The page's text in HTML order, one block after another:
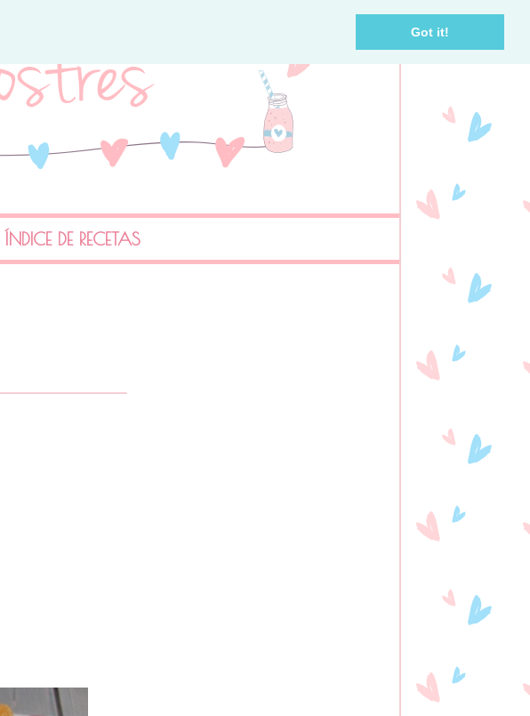
Got it!
ÍNDICE DE RECETAS